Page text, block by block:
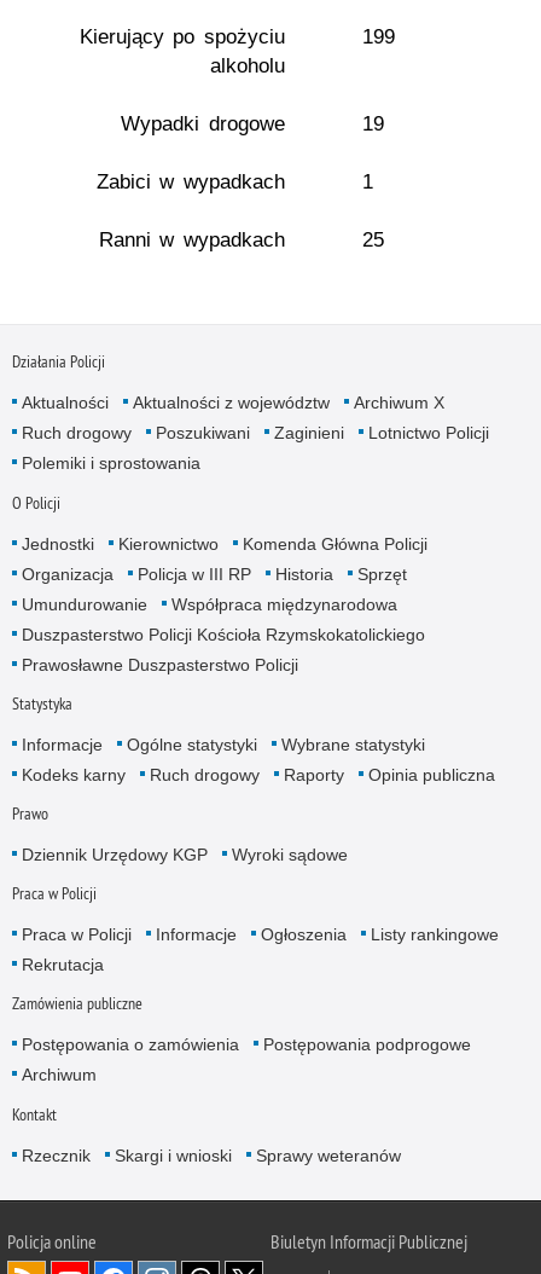
Kierujący po spożyciu
alkoholu
199
Wypadki drogowe 19
Zabici w wypadkach 1
Ranni w wypadkach 25
Działania Policji
Aktualności Aktualności z województw
Archiwum X
Ruch drogowy
Poszukiwani Zaginieni
Lotnictwo Policji
Polemiki i sprostowania
O Policji
Jednostki Kierownictwo
Komenda Główna Policji
Organizacja
Policja w III RP Historia
Sprzęt
Umundurowanie
Współpraca międzynarodowa
Duszpasterstwo Policji Kościoła Rzymskokatolickiego
Prawosławne Duszpasterstwo Policji
Statystyka
Informacje Ogólne statystyki
Wybrane statystyki
Kodeks karny
Ruch drogowy Raporty Opinia publiczna
Prawo
Dziennik Urzędowy KGP Wyroki sądowe
Praca w Policji
Praca w Policji Informacje Ogłoszenia
Listy rankingowe
Rekrutacja
Zamówienia publiczne
Postępowania o zamówienia
Postępowania podprogowe
Archiwum
Kontakt
Rzecznik Skargi i wnioski Sprawy weteranów
Policjaonline
Biuletyn Informacji Publicznej